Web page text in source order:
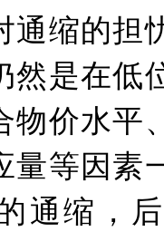
缩的担
然是在低
物价水平
量等因素
通缩，